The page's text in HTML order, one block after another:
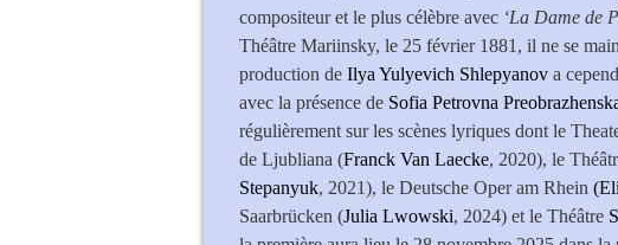
compositeur et le plus célèbre avec ‘La Dame de
Théâtre Mariinsky, le 25 février 1881, il ne se
production de Ilya Yulyevich Shlepyanov a
avec la présence de Sofia Petrovna
régulièrement sur les scènes lyriques dont le
de Ljubliana (Franck Van Laecke, 2020), le
Stepanyuk, 2021), le Deutsche Oper am Rhein
Saarbrücken (Julia Lwowski, 2024) et le Théâtre